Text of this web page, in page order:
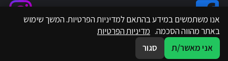
אנו משתמשים במידע בהתאם למדיניות הפרטיות. המשך שימוש
באתר מהווה הסכמה. מדיניות הפרטיות
אני מאשר/ת
סגור